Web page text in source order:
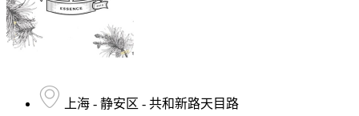
上海 - 静安区 - 共和新路天目路